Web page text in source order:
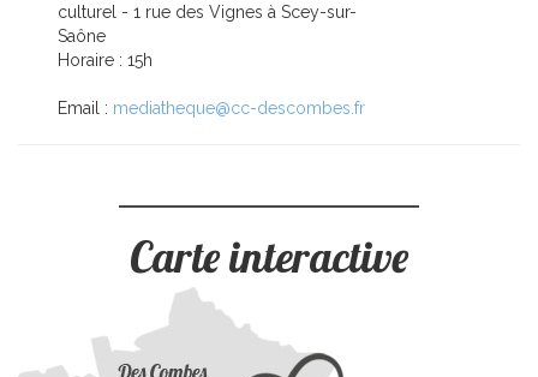
culturel - 1 rue des Vignes à Scey-sur-
Saône
Horaire : 15h
Email : mediatheque@cc-descombes.fr
Carte interactive